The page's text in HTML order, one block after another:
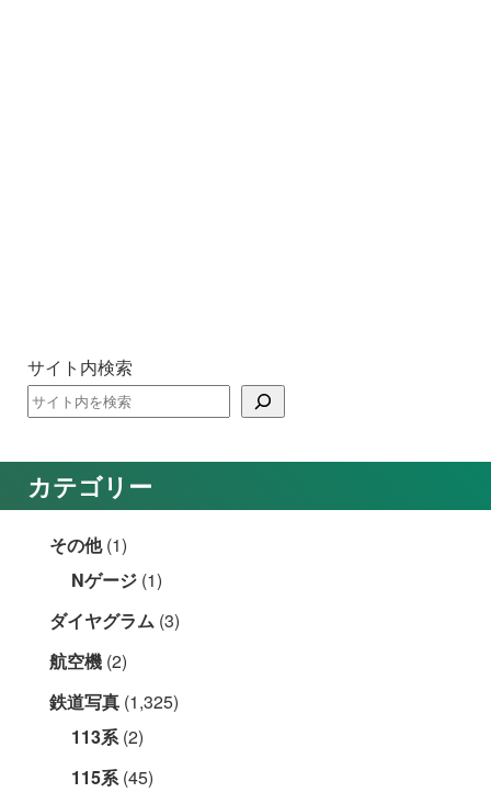
サイト内検索
カテゴリー
その他(1)
Nゲージ (1)
ダイヤグラム (3)
航空機 (2)
鉄道写真 (1,325)
113系(2)
115系(45)